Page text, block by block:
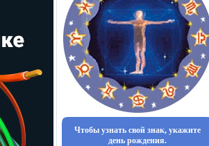
Чтобы узнать свой знак, укажите
день рождения.